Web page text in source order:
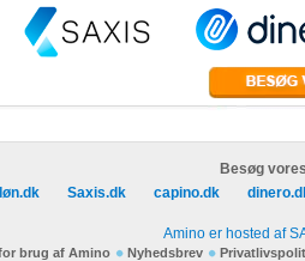
Besøg
Saxis.dk capino.dk
Amino er hosted af
brug af Amino Nyhedsbrev